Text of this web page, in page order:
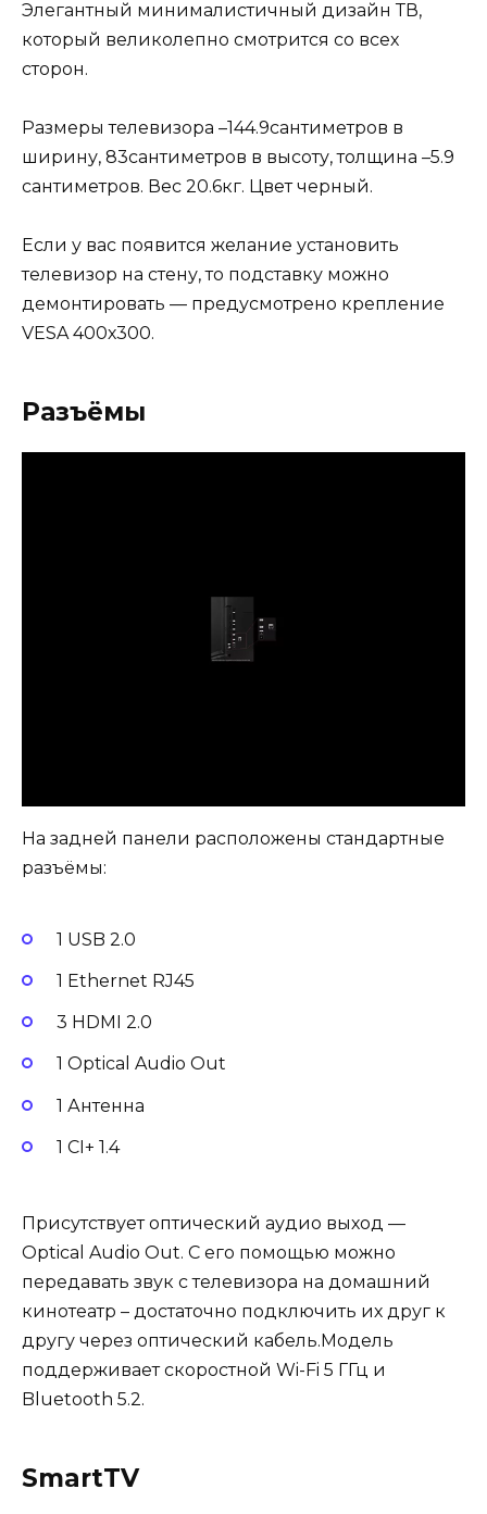
Элегантный минималистичный дизайн ТВ,
который великолепно смотрится со всех
сторон.
Размеры телевизора –144.9сантиметров в
ширину, 83сантиметров в высоту, толщина –5.9
сантиметров. Вес 20.6кг. Цвет черный.
Если у вас появится желание установить
телевизор на стену, то подставку можно
демонтировать — предусмотрено крепление
VESA 400х300.
Разъёмы
На задней панели расположены стандартные
разъёмы:
1 USB 2.0
1 Ethernet RJ45
3 HDMI 2.0
1 Optical Audio Out
1 Антенна
1 CI+ 1.4
Присутствует оптический аудио выход —
Optical Audio Out. С его помощью можно
передавать звук с телевизора на домашний
кинотеатр – достаточно подключить их друг к
другу через оптический кабель.Модель
поддерживает скоростной Wi-Fi 5 ГГц и
Bluetooth 5.2.
SmartTV